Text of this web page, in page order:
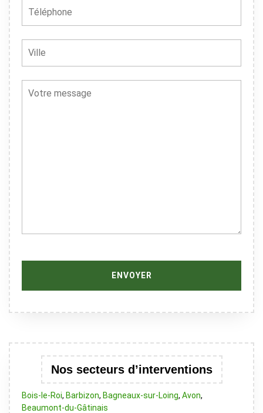
Nos secteurs d’interventions
Bois-le-Roi, Barbizon, Bagneaux-sur-Loing, Avon,
Beaumont-du-Gâtinais